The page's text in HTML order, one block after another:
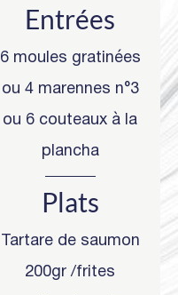
Entrées
6 moules gratinées
ou 4 marennes n°3
ou 6 couteaux à la
plancha
Plats
Tartare de saumon
200gr /frites